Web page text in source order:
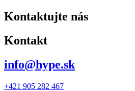
Kontaktujte nás
Kontakt
info@hype.sk
+421 905 282 467